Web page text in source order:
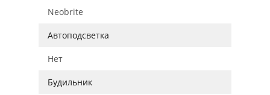
Neobrite
Автоподсветка
Нет
Будильник